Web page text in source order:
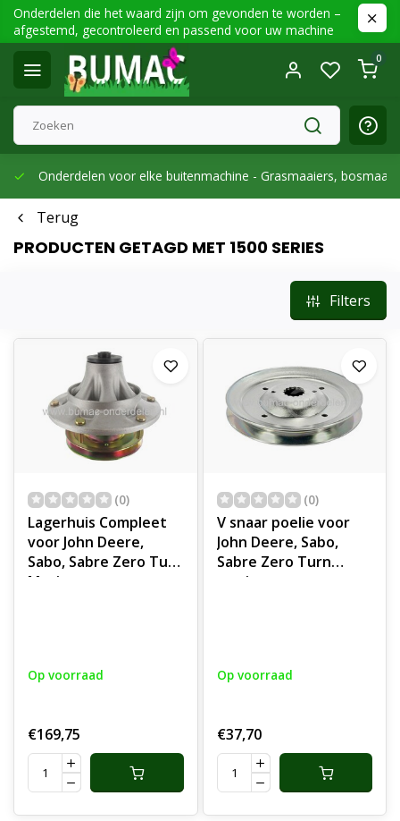
Onderdelen die het waard zijn om gevonden te worden –
afgestemd, gecontroleerd en passend voor uw machine
0
Onderdelen voor elke buitenmachine - Grasmaaiers,
Terug
PRODUCTEN GETAGD MET 1500 SERIES
Filters
(0)
Lagerhuis Compleet
voor John Deere,
Sabo, Sabre Zero Turn
Maaiers,
series, 1500 series,
4110, 4115, 4200, 4210,
4300, Ztrak, Quiktrak
Op voorraad
€169,75
(0)
V snaar poelie voor
John Deere, Sabo,
Sabre Zero Turn
maaiers,
1585, 2210, 4010, 4100,
riemschijf, pouly,
onderdeel
Op voorraad
€37,70